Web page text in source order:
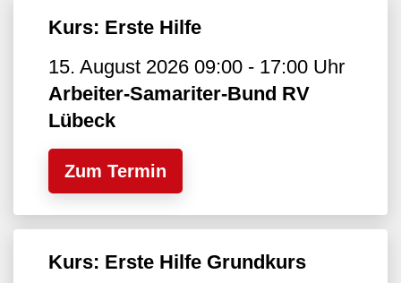
Kurs: Erste Hilfe
15. August 2026 09:00 - 17:00 Uhr
Arbeiter-Samariter-Bund RV
Lübeck
Zum Termin
Kurs: Erste Hilfe Grundkurs